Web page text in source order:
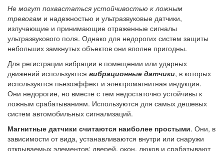
Не могут похвастаться устойчивостью к ложным
тревогам и надежностью и ультразвуковые датчики,
излучающие и принимающие отраженные сигналы
ультразвукового поля. Однако для недорогих систем защиты
небольших замкнутых объектов они вполне пригодны.
Для регистрации вибрации в помещении или ударных
движений используются вибрационные датчики, в которых
используются пьезоэффект и электромагнитная индукция.
Они недорогие, но вместе с тем недостаточно устойчивы к
ложным срабатываниям. Используются для самых дешевых
систем автомобильных сигнализаций.
Магнитные датчики считаются наиболее простыми. Они, в
зависимости от вида, устанавливаются внутри или снаружи
открываемых элементов: дверей, окон, люков и срабатывают